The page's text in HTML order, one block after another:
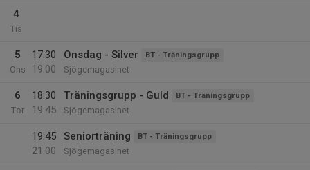
4
Tis
5
Ons
17:30
19:00
Onsdag - Silver BT - Träningsgrupp
Sjögemagasinet
6
Tor
18:30
19:45
Träningsgrupp - Guld BT - Träningsgrupp
Sjögemagasinet
19:45
21:00
Seniorträning BT - Träningsgrupp
Sjögemagasinet